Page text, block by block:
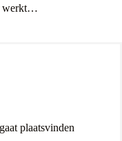
werkt…
plaatsvinden